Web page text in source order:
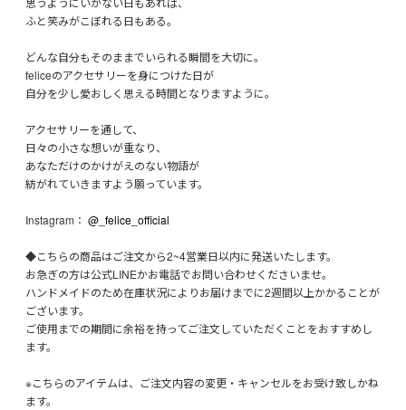
ふと笑みがこぼれる日もある。
どんな自分もそのままでいられる瞬間を大切に。
feliceのアクセサリーを身につけた日が
自分を少し愛おしく思える時間となりますように。
アクセサリーを通して、
日々の小さな想いが重なり、
あなただけのかけがえのない物語が
紡がれていきますよう願っています。
Instagram： @_felice_official
◆こちらの商品はご注文から2~4営業日以内に発送いたします。
お急ぎの方は公式LINEかお電話でお問い合わせくださいませ。
ハンドメイドのため在庫状況によりお届けまでに2週間以上かかることが
ございます。
ご使用までの期間に余裕を持ってご注文していただくことをおすすめし
ます。
※こちらのアイテムは、ご注文内容の変更・キャンセルをお受け致しかね
ます。